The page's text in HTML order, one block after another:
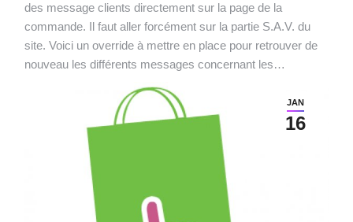
des message clients directement sur la page de la
commande. Il faut aller forcément sur la partie S.A.V. du
site. Voici un override à mettre en place pour retrouver de
nouveau les différents messages concernant les…
JAN
16